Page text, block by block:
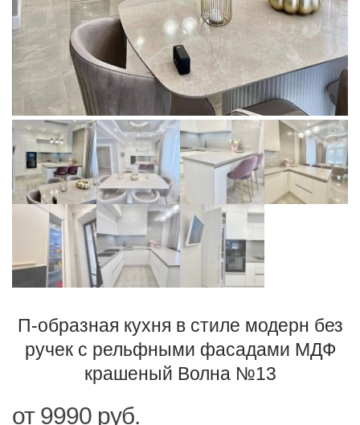
П-образная кухня в стиле модерн без
ручек с рельфными фасадами МДФ
крашеный Волна №13
от 9990 руб.